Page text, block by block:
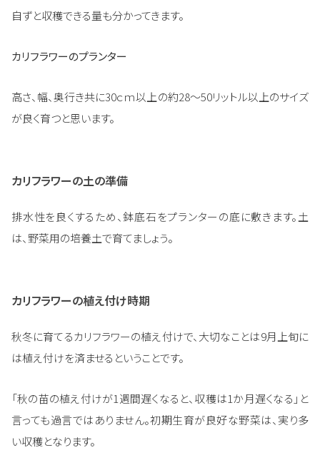
自ずと収穫できる量も分かってきます。
カリフラワーのプランター
高さ、幅、奥行き共に30ｃｍ以上の約28～50リットル以上のサイズ
が良く育つと思います。
カリフラワーの土の準備
排水性を良くするため、鉢底石をプランターの底に敷きます。土
は、野菜用の培養土で育てましょう。
カリフラワーの植え付け時期
秋冬に育てるカリフラワーの植え付けで、大切なことは9月上旬に
は植え付けを済ませるということです。
「秋の苗の植え付けが1週間遅くなると、収穫は1か月遅くなる」と
言っても過言ではありません。初期生育が良好な野菜は、実り多
い収穫となります。